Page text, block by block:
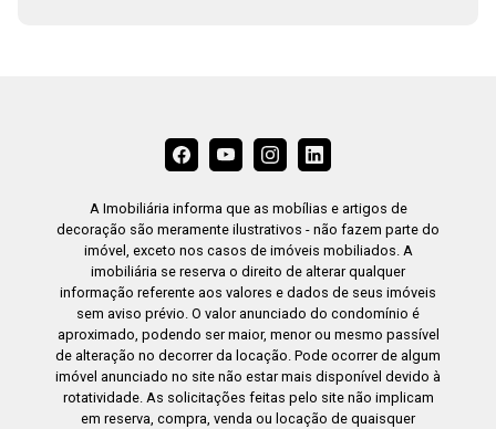
A Imobiliária informa que as mobílias e artigos de
decoração são meramente ilustrativos - não fazem parte do
imóvel, exceto nos casos de imóveis mobiliados. A
imobiliária se reserva o direito de alterar qualquer
informação referente aos valores e dados de seus imóveis
sem aviso prévio. O valor anunciado do condomínio é
aproximado, podendo ser maior, menor ou mesmo passível
de alteração no decorrer da locação. Pode ocorrer de algum
imóvel anunciado no site não estar mais disponível devido à
rotatividade. As solicitações feitas pelo site não implicam
em reserva, compra, venda ou locação de quaisquer